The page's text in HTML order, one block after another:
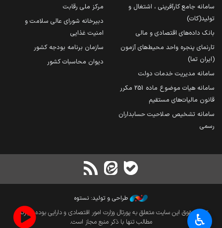
سامانه جامع کارآفرینی ، اشتغال و
تولید(کات)
بانک داده‌های اقتصادی و مالی
تارنمای پنجره واحد محیط‌های آزمون
(ایران تما)
سامانه مدیریت خدمات دولت
سامانه هیات موضوع ماده 251 مکرر
قانون مالیات‌های مستقیم
سامانه تشخیص صلاحیت حسابداران
رسمی
مرکز ملی رقابت
دبیرخانه شورای عالی سلامت و
امنیت غذایی
سازمان برنامه بودجه کشور
دیوان محاسبات کشور
طراحی و تولید: نستوه
تمام حقوق این سایت متعلق به پورتال وزارت امور اقتصادی و دارایی بوده و بازنشر
مطالب تنها با ذکر منبع مجاز است.
♿︎